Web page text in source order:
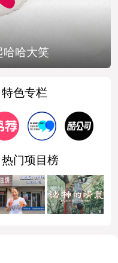
哈大笑
特色专栏
热门项目榜